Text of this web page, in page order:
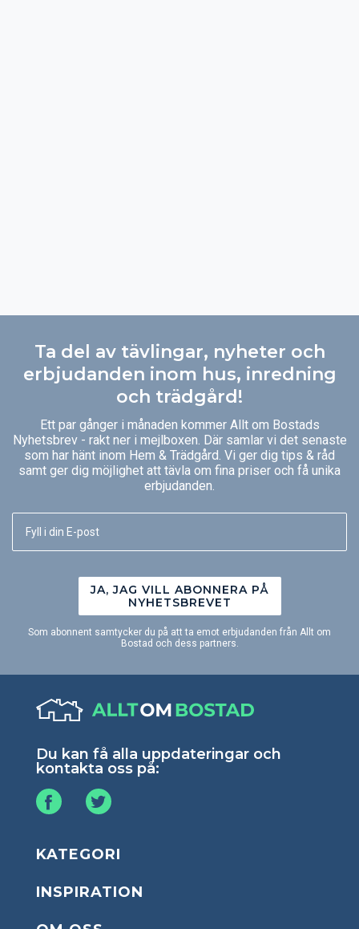
Ta del av tävlingar, nyheter och
erbjudanden inom hus, inredning
och trädgård!
Ett par gånger i månaden kommer Allt om Bostads
Nyhetsbrev - rakt ner i mejlboxen. Där samlar vi det senaste
som har hänt inom Hem & Trädgård. Vi ger dig tips & råd
samt ger dig möjlighet att tävla om fina priser och få unika
erbjudanden.
JA, JAG VILL ABONNERA PÅ
NYHETSBREVET
Som abonnent samtycker du på att ta emot erbjudanden från Allt om
Bostad och dess partners.
Du kan få alla uppdateringar och
kontakta oss på:
KATEGORI
INSPIRATION